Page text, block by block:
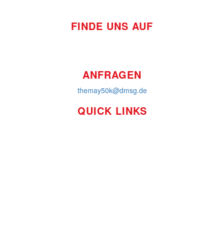
FINDE UNS AUF
ANFRAGEN
themay50k@dmsg.de
QUICK LINKS